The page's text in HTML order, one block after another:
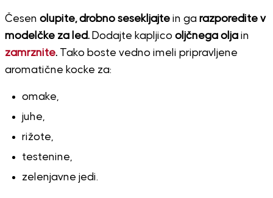
Česen olupite, drobno sesekljajte in garazporedite v
modelčke za led.Dodajte kapljico oljčnega olja in
zamrznite.Tako boste vedno imeli pripravljene
aromatične kocke za:
omake,
juhe,
rižote,
testenine,
zelenjavne jedi.